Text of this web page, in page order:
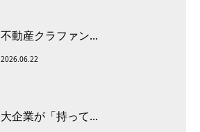
不動産クラファン...
2026.06.22
大企業が「持って...